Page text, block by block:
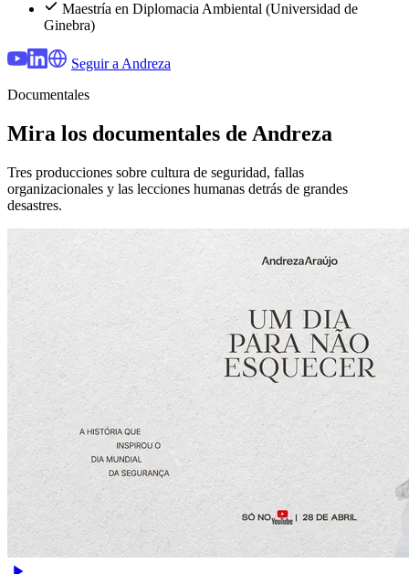
Maestría en Diplomacia Ambiental (Universidad de
Ginebra)
Seguir a Andreza
Documentales
Mira los documentales de Andreza
Tres producciones sobre cultura de seguridad, fallas
organizacionales y las lecciones humanas detrás de grandes
desastres.